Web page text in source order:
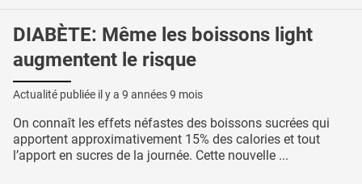
DIABÈTE: Même les boissons light
augmentent le risque
Actualité publiée il y a 9 années 9 mois
On connaît les effets néfastes des boissons sucrées qui
apportent approximativement 15% des calories et tout
l’apport en sucres de la journée. Cette nouvelle ...